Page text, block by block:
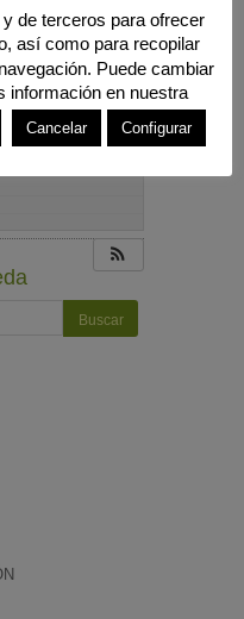
de terceros para ofrecer
así como para recopilar
Puede cambiar
información en nuestra
Cancelar Configurar